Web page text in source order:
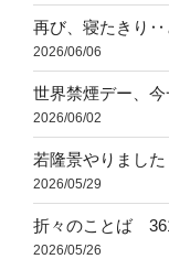
再び、寝たきり‥
2026/06/06
世界禁煙デー、今
2026/06/02
若隆景やりました
2026/05/29
折々のことば
2026/05/26